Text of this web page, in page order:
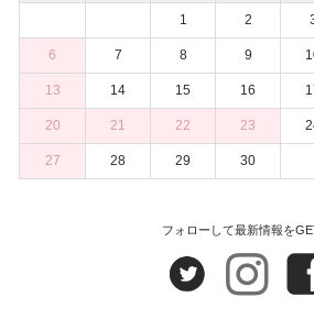
1 2
6 7 8 9
13 14 15 16
20 21 22 23
27 28 29 30
フォローして最新情報を